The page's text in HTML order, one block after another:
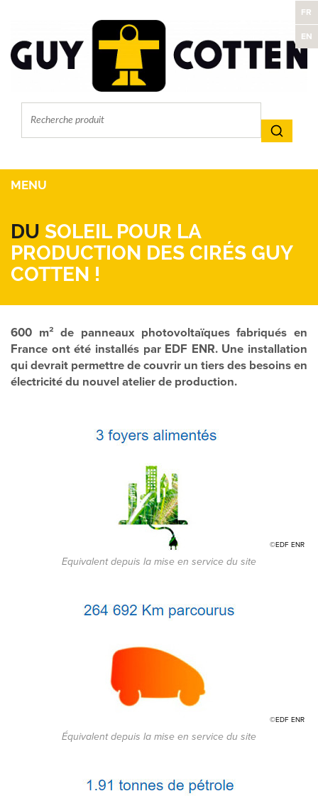
FR
EN
MENU
DU SOLEIL POUR LA
PRODUCTION DES CIRÉS GUY
COTTEN !
600 m² de panneaux photovoltaïques fabriqués en
France ont été installés par EDF ENR. Une installation
qui devrait permettre de couvrir un tiers des besoins en
électricité du nouvel atelier de production.
Equivalent depuis la mise en service du site
©EDF ENR
Équivalent depuis la mise en service du site
©EDF ENR